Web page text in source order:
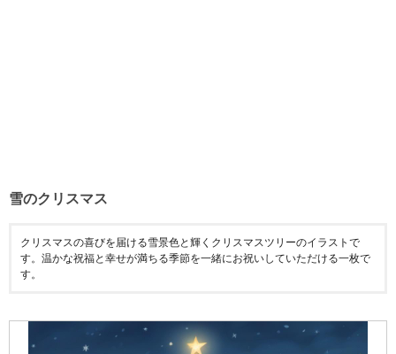
雪のクリスマス
クリスマスの喜びを届ける雪景色と輝くクリスマスツリーのイラストで
す。温かな祝福と幸せが満ちる季節を一緒にお祝いしていただける一枚で
す。